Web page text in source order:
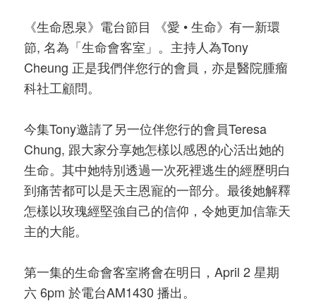
《生命恩泉》電台節目 《愛 • 生命》有一新環
節, 名為「生命會客室」。主持人為Tony
Cheung 正是我們伴您行的會員，亦是醫院腫瘤
科社工顧問。
今集Tony邀請了另一位伴您行的會員Teresa
Chung, 跟大家分享她怎樣以感恩的心活出她的
生命。其中她特別透過一次死裡逃生的經歷明白
到痛苦都可以是天主恩寵的一部分。最後她解釋
怎樣以玫瑰經堅強自己的信仰，令她更加信靠天
主的大能。
第一集的生命會客室將會在明日，April 2 星期
六 6pm 於電台AM1430 播出。